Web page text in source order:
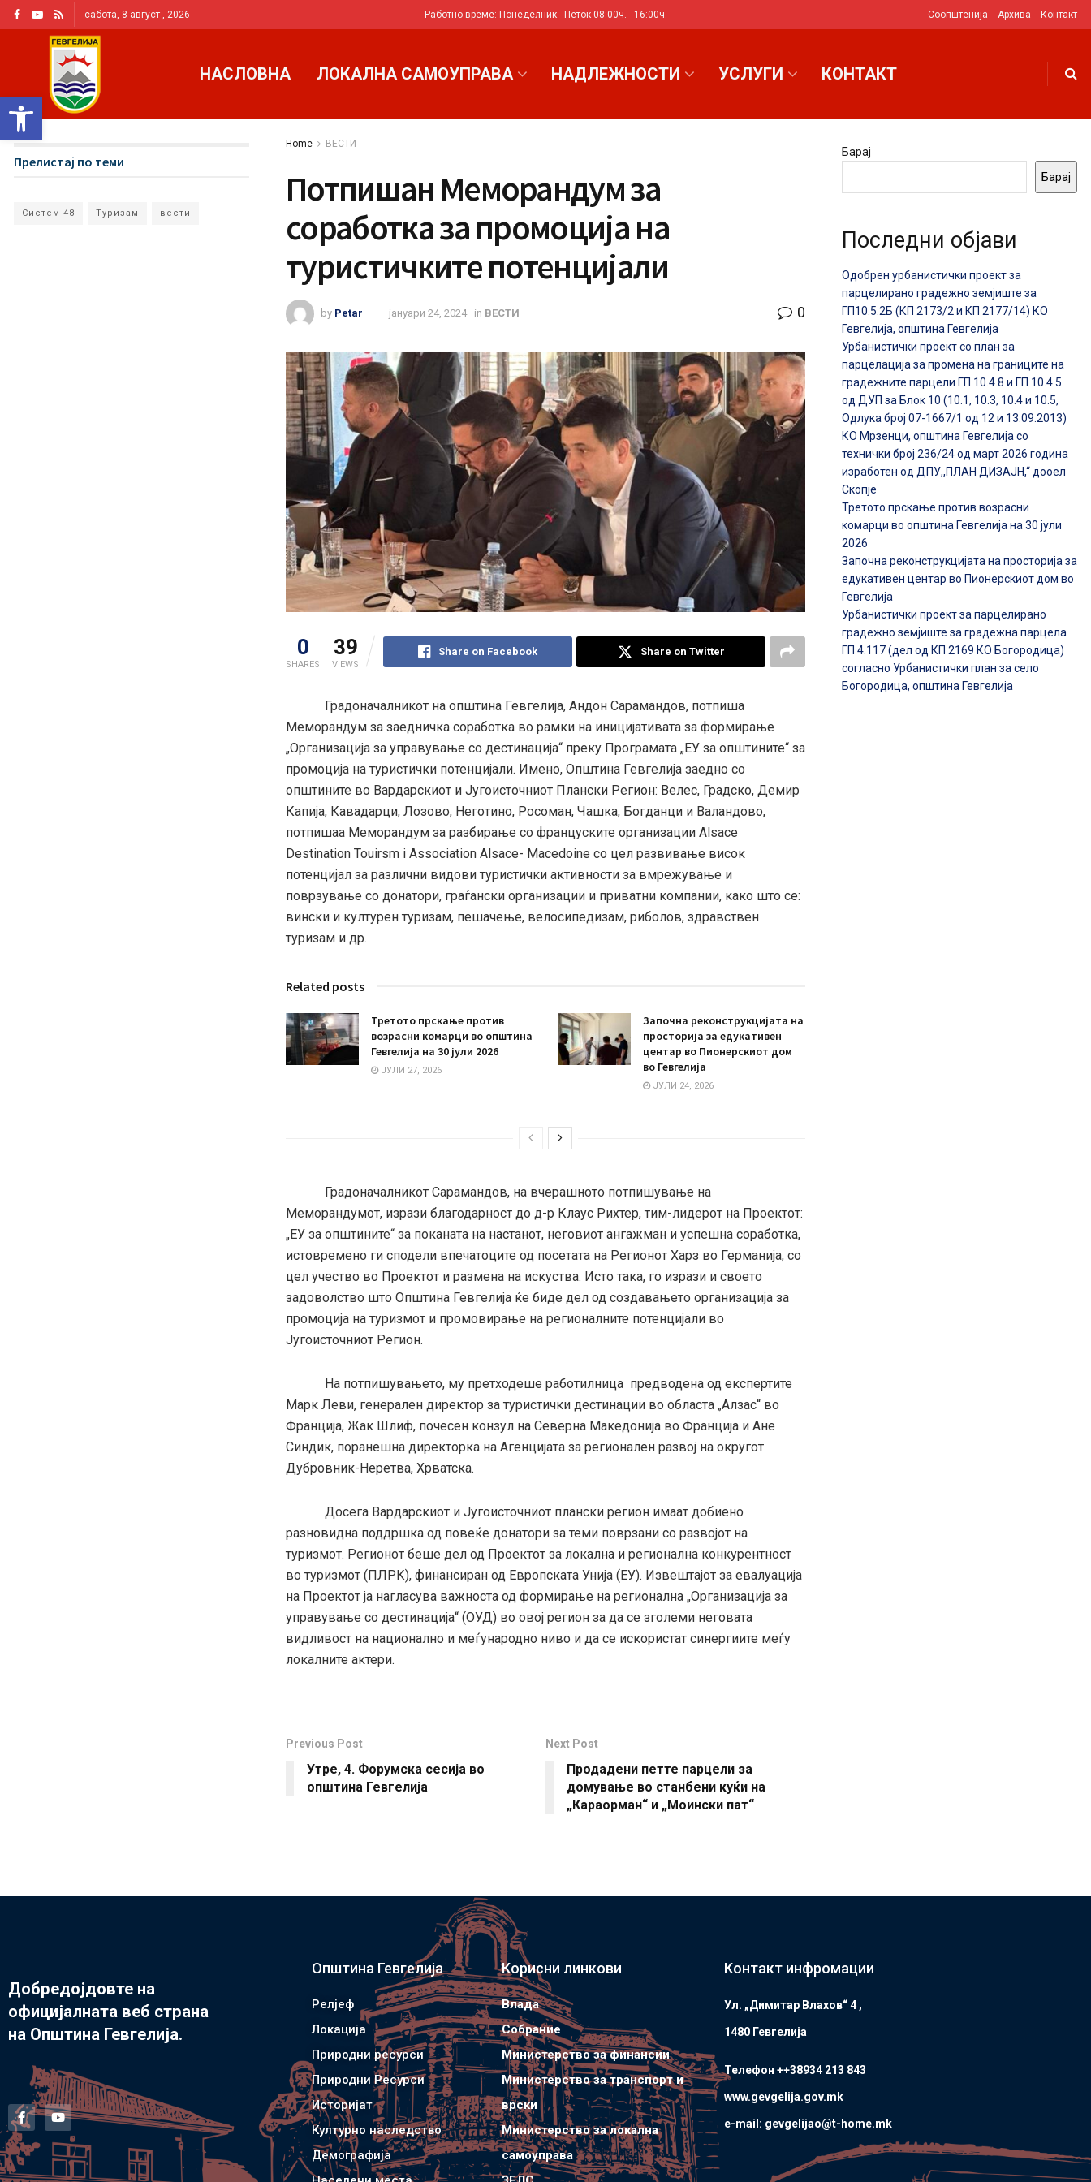
Open toolbar
сабота, 8 август , 2026 Работно време: Понеделник - Петок 08:00ч. - 16:00ч. Соопштенија Архива Контакт
НАСЛОВНА ЛОКАЛНА САМОУПРАВА НАДЛЕЖНОСТИ УСЛУГИ КОНТАКТ
Home ВЕСТИ
Потпишан Меморандум за
соработка за промоција на
туристичките потенцијали
by Petar јануари 24, 2024 in ВЕСТИ 0
0
SHARES
39
VIEWS
Share on Facebook Share on Twitter
Градоначалникот на општина Гевгелија, Андон Сарамандов, потпиша
Меморандум за заедничка соработка во рамки на иницијативата за формирање
„Организација за управување со дестинација“ преку Програмата „ЕУ за општините“ за
промоција на туристички потенцијали. Имено, Општина Гевгелија заедно со
општините во Вардарскиот и Југоисточниот Плански Регион: Велес, Градско, Демир
Капија, Кавадарци, Лозово, Неготино, Росоман, Чашка, Богданци и Валандово,
потпишаа Меморандум за разбирање со француските организации Alsace
Destination Touirsm i Association Alsace- Macedoine со цел развивање висок
потенцијал за различни видови туристички активности за вмрежување и
поврзување со донатори, граѓански организации и приватни компании, како што се:
вински и културен туризам, пешачење, велосипедизам, риболов, здравствен
туризам и др.
Related posts
Третото прскање против
возрасни комарци во општина
Гевгелија на 30 јули 2026
ЈУЛИ 27, 2026
Започна реконструкцијата на
просторија за едукативен
центар во Пионерскиот дом
во Гевгелија
ЈУЛИ 24, 2026
Градоначалникот Сарамандов, на вчерашното потпишување на
Меморандумот, изрази благодарност до д-р Клаус Рихтер, тим-лидерот на Проектот:
„ЕУ за општините“ за поканата на настанот, неговиот ангажман и успешна соработка,
истовремено ги сподели впечатоците од посетата на Регионот Харз во Германија, со
цел учество во Проектот и размена на искуства. Исто така, го изрази и своето
задоволство што Општина Гевгелија ќе биде дел од создавањето организација за
промоција на туризмот и промовирање на регионалните потенцијали во
Југоисточниот Регион.
На потпишувањето, му претходеше работилница предводена од експертите
Марк Леви, генерален директор за туристички дестинации во областа „Алзас“ во
Франција, Жак Шлиф, почесен конзул на Северна Македонија во Франција и Ане
Синдик, поранешна директорка на Агенцијата за регионален развој на округот
Дубровник-Неретва, Хрватска.
Досега Вардарскиот и Југоисточниот плански регион имаат добиено
разновидна поддршка од повеќе донатори за теми поврзани со развојот на
туризмот. Регионот беше дел од Проектот за локална и регионална конкурентност
во туризмот (ПЛРК), финансиран од Европската Унија (ЕУ). Извештајот за евалуација
на Проектот ја нагласува важноста од формирање на регионална „Организација за
управување со дестинација“ (ОУД) во овој регион за да се зголеми неговата
видливост на национално и меѓународно ниво и да се искористат синергиите меѓу
локалните актери.
Previous Post
Утре, 4. Форумска сесија во
општина Гевгелија
Next Post
Продадени петте парцели за
домување во станбени куќи на
„Караорман“ и „Моински пат“
Прелистај по теми
Систем 48 Туризам вести
Барај
Барај
Последни објави
Одобрен урбанистички проект за
парцелирано градежно земјиште за
ГП10.5.2Б (КП 2173/2 и КП 2177/14) КО
Гевгелија, општина Гевгелија
Урбанистички проект со план за
парцелација за промена на границите на
градежните парцели ГП 10.4.8 и ГП 10.4.5
од ДУП за Блок 10 (10.1, 10.3, 10.4 и 10.5,
Одлука број 07-1667/1 од 12 и 13.09.2013)
КО Мрзенци, општина Гевгелија со
технички број 236/24 од март 2026 година
изработен од ДПУ,,ПЛАН ДИЗАЈН,“ дооел
Скопје
Третото прскање против возрасни
комарци во општина Гевгелија на 30 јули
2026
Започна реконструкцијата на просторија за
едукативен центар во Пионерскиот дом во
Гевгелија
Урбанистички проект за парцелирано
градежно земјиште за градежна парцела
ГП 4.117 (дел од КП 2169 КО Богородица)
согласно Урбанистички план за село
Богородица, општина Гевгелија
Добредојдовте на
официјалната веб страна
на Општина Гевгелија.
Општина Гевгелија
Релјеф
Локација
Природни ресурси
Природни Ресурси
Историјат
Културно наследство
Демографија
Корисни линкови
Влада
Собрание
Министерство за финансии
Министерство за транспорт и
врски
Министерство за локална
самоуправа
Контакт инфромации
Ул. „Димитар Влахов“ 4 ,
1480 Гевгелијa
Телефон ++38934 213 843
www.gevgelija.gov.mk
e-mail: gevgelijao@t-home.mk